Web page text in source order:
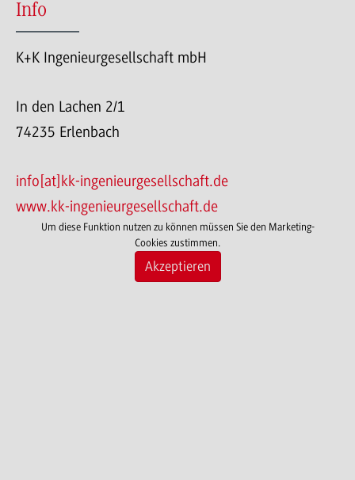
Info
K+K Ingenieurgesellschaft mbH
In den Lachen 2/1
74235 Erlenbach
info[at]kk-ingenieurgesellschaft.de
www.kk-ingenieurgesellschaft.de
Um diese Funktion nutzen zu können müssen Sie den Marketing-
Cookies zustimmen.
Akzeptieren